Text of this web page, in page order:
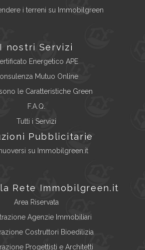
i terreni su Immobilgreen
I nostri Servizi
Energetico APE
Mutuo Online
le Caratteristiche Green
F.A.Q.
Tutti i Servizi
Pubblicitarie
su Immobilgreen.it
Rete Immobilgreen.it
Area Riservata
Agenzie Immobiliari
Costruttori Bioedilizia
Progettisti e Architetti